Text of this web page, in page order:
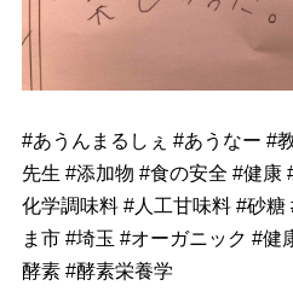
#あうんまるしぇ #あうなー #
先生 #添加物 #食の安全 #健康
化学調味料 #人工甘味料 #砂糖
ま市 #埼玉 #オーガニック #健
酵素 #酵素栄養学